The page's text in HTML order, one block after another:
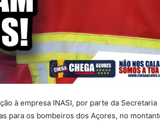
à empresa INASI, por parte da Secretaria
para os bombeiros dos Açores, no